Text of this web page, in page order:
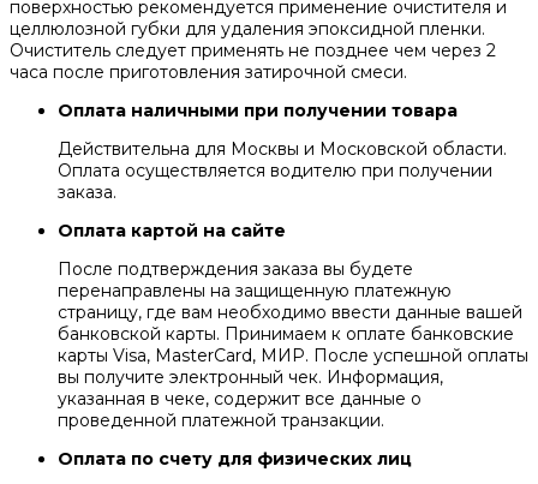
поверхностью рекомендуется применение очистителя и
целлюлозной губки для удаления эпоксидной пленки.
Очиститель следует применять не позднее чем через 2
часа после приготовления затирочной смеси.
Оплата наличными при получении товара
Действительна для Москвы и Московской области.
Оплата осуществляется водителю при получении
заказа.
Оплата картой на сайте
После подтверждения заказа вы будете
перенаправлены на защищенную платежную
страницу, где вам необходимо ввести данные вашей
банковской карты. Принимаем к оплате банковские
карты Visa, MasterCard, МИР. После успешной оплаты
вы получите электронный чек. Информация,
указанная в чеке, содержит все данные о
проведенной платежной транзакции.
Оплата по счету для физических лиц